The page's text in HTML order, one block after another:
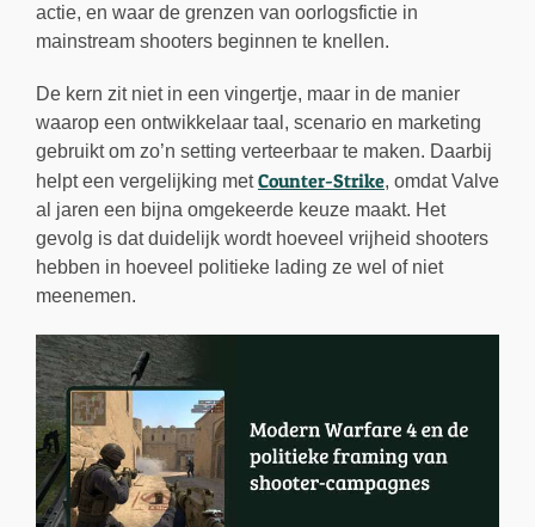
actie, en waar de grenzen van oorlogsfictie in
mainstream shooters beginnen te knellen.
De kern zit niet in een vingertje, maar in de manier
waarop een ontwikkelaar taal, scenario en marketing
gebruikt om zo’n setting verteerbaar te maken. Daarbij
helpt een vergelijking metCounter-Strike, omdat Valve
al jaren een bijna omgekeerde keuze maakt. Het
gevolg is dat duidelijk wordt hoeveel vrijheid shooters
hebben in hoeveel politieke lading ze wel of niet
meenemen.